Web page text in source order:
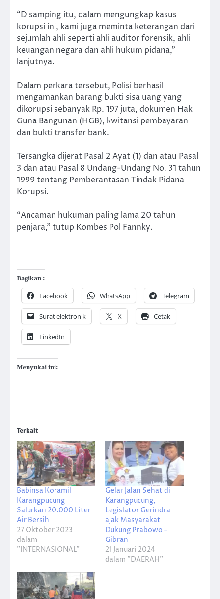
“Disamping itu, dalam mengungkap kasus
korupsi ini, kami juga meminta keterangan dari
sejumlah ahli seperti ahli auditor forensik, ahli
keuangan negara dan ahli hukum pidana,”
lanjutnya.
Dalam perkara tersebut, Polisi berhasil
mengamankan barang bukti sisa uang yang
dikorupsi sebanyak Rp. 197 juta, dokumen Hak
Guna Bangunan (HGB), kwitansi pembayaran
dan bukti transfer bank.
Tersangka dijerat Pasal 2 Ayat (1) dan atau Pasal
3 dan atau Pasal 8 Undang-Undang No. 31 tahun
1999 tentang Pemberantasan Tindak Pidana
Korupsi.
“Ancaman hukuman paling lama 20 tahun
penjara,” tutup Kombes Pol Fannky.
Bagikan :
Facebook WhatsApp Telegram
Surat elektronik X Cetak
LinkedIn
Menyukai ini:
Terkait
Babinsa Koramil
Karangpucung
Salurkan 20.000 Liter
Air Bersih
27 Oktober 2023
dalam
"INTERNASIONAL"
Gelar Jalan Sehat di
Karangpucung,
Legislator Gerindra
ajak Masyarakat
Dukung Prabowo –
Gibran
21 Januari 2024
dalam "DAERAH"